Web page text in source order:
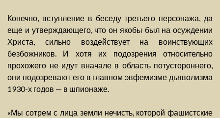
Конечно, вступление в беседу третьего персонажа, да
еще и утверждающего, что он якобы был на осуждении
Христа, сильно воздействует на воинствующих
безбожников. И хотя их подозрения относительно
прохожего не идут вначале в область потустороннего,
они подозревают его в главном эвфемизме дьяволизма
1930-х годов — в шпионаже.
«Мы сотрем с лица земли нечисть, которой фашистские